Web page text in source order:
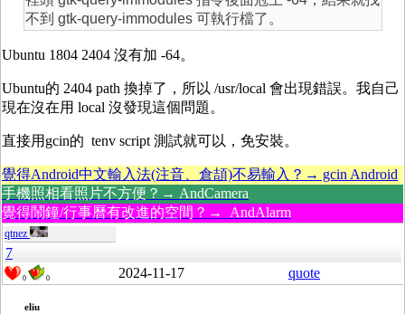
不到 gtk-query-immodules 可執行檔了。
Ubuntu 1804 2404 沒有加 -64。
Ubuntu的 2404 path 換掉了，所以 /usr/local 會出現錯誤。我自己
現在沒在用 local 沒發現這個問題。
直接用gcin的 tenv script 測試就可以，免安裝。
覺得Android中文輸入法(注音、倉頡)不易輸入？→ gcin Android
手機照相看照片不方便？→ AndCamera
覺得鬧鐘/行事曆有改進的空間？→ AndAlarm
qtnez
7
0 0 2024-11-17 quote
eliu